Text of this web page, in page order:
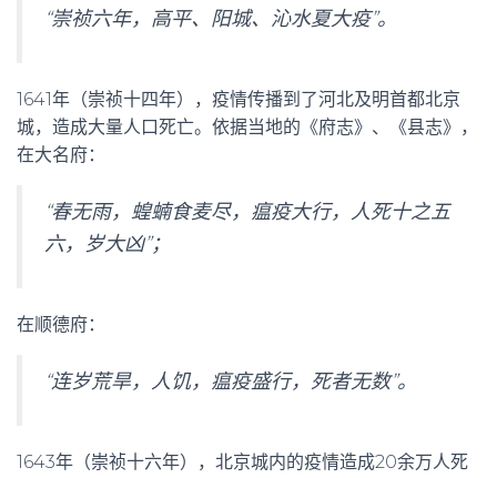
“崇祯六年，高平、阳城、沁水夏大疫”。
1641年（崇祯十四年），疫情传播到了河北及明首都北京
城，造成大量人口死亡。依据当地的《府志》、《县志》，
在大名府：
“春无雨，蝗蝻食麦尽，瘟疫大行，人死十之五
六，岁大凶”；
在顺德府：
“连岁荒旱，人饥，瘟疫盛行，死者无数”。
1643年（崇祯十六年），北京城内的疫情造成20余万人死